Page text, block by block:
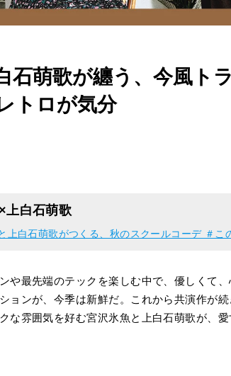
石萌歌が纏う、今風
トロが気分
上白石萌歌
上白石萌歌がつくる、秋のスクールコーデ ＃こ
や最先端のテックを楽しむ中で、優しくて
ョンが、今季は新鮮だ。これから共演作が
な雰囲気を好む宮沢氷魚と上白石萌歌が、